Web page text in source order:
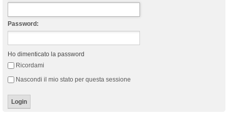
Password:
Ho dimenticato la password
Ricordami
Nascondi il mio stato per questa sessione